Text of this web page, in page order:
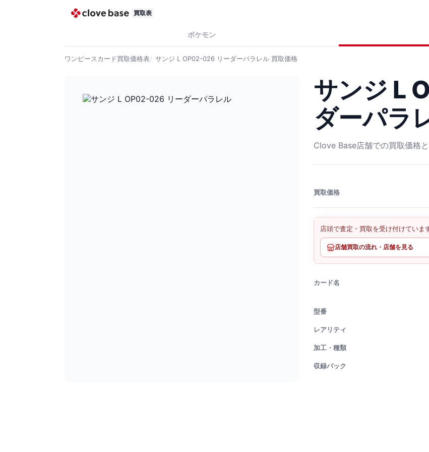
買取表
ポケモン
ワンピースカード買取価格表 サンジ L OP02-026 リーダーパラレル 買取価格
サンジ L
ダーパラ
Clove Base店舗での買取価格
買取価格
店頭で査定・買取を受け付けていま
店舗買取の流れ・店舗を見る
カード名
型番
レアリティ
加工・種類
収録パック